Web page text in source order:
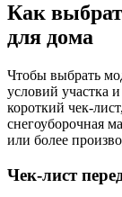
Как
для дома
Чтобы выбрать
условий участка
короткий чек-
снегоуборочная
или более
Чек-лист